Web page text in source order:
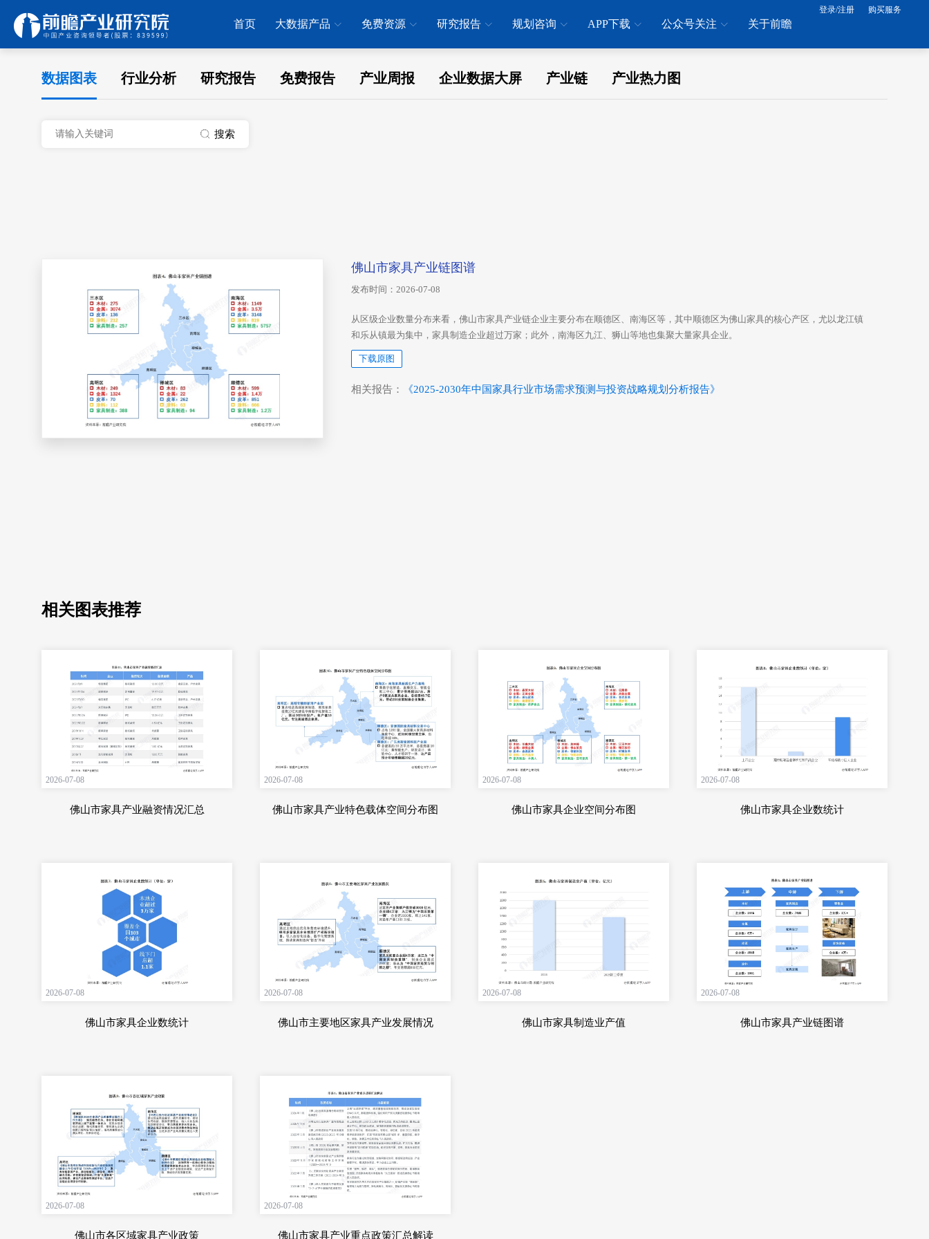
首页 大数据产品 免费资源 研究报告 规划咨询 APP下载 公众号关注 关于前瞻
登录/注册 购买服务
数据图表 行业分析 研究报告 免费报告 产业周报 企业数据大屏 产业链 产业热力图
搜索
佛山市家具产业链图谱
发布时间：2026-07-08
从区级企业数量分布来看，佛山市家具产业链企业主要分布在顺德区、南海区等，其中顺德区为佛山家具的核心产区，尤以龙江镇
和乐从镇最为集中，家具制造企业超过万家；此外，南海区九江、狮山等地也集聚大量家具企业。
下载原图
相关报告： 《2025-2030年中国家具行业市场需求预测与投资战略规划分析报告》
相关图表推荐
2026-07-08
佛山市家具产业融资情况汇总
2026-07-08
佛山市家具产业特色载体空间分布图
2026-07-08
佛山市家具企业空间分布图
2026-07-08
佛山市家具企业数统计
2026-07-08
佛山市家具企业数统计
2026-07-08
佛山市主要地区家具产业发展情况
2026-07-08
佛山市家具制造业产值
2026-07-08
佛山市家具产业链图谱
2026-07-08
佛山市各区域家具产业政策
2026-07-08
佛山市家具产业重点政策汇总解读